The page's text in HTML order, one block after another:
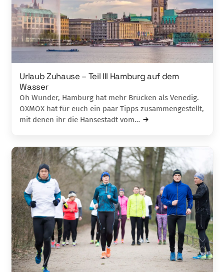
Urlaub Zuhause – Teil III Hamburg auf dem
Wasser
Oh Wunder, Hamburg hat mehr Brü­cken als Venedig.
OXMOX hat für euch ein paar Tipps zusammengestellt,
mit denen ihr die Hansestadt vom…